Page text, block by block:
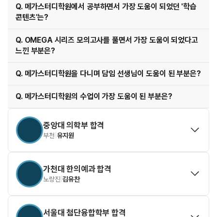
중앙대 의학부 합격
부천 유지원
가천대 한의예과 합격
노량진 |김유찬
서울대 첨단융합학부 합격
Q. 메가스터디학원에서 공부하면서 가장 도움이 되었던 '학습
콘텐츠'는?
Q. OMEGA 시리즈 모의고사를 풀면서 가장 도움이 되었다고
느낀 부분은?
Q. 메가스터디학원을 다니며 담임 선생님이 도움이 된 부분은?
Q. 메가스터디학원의 수업이 가장 도움이 된 부분은?